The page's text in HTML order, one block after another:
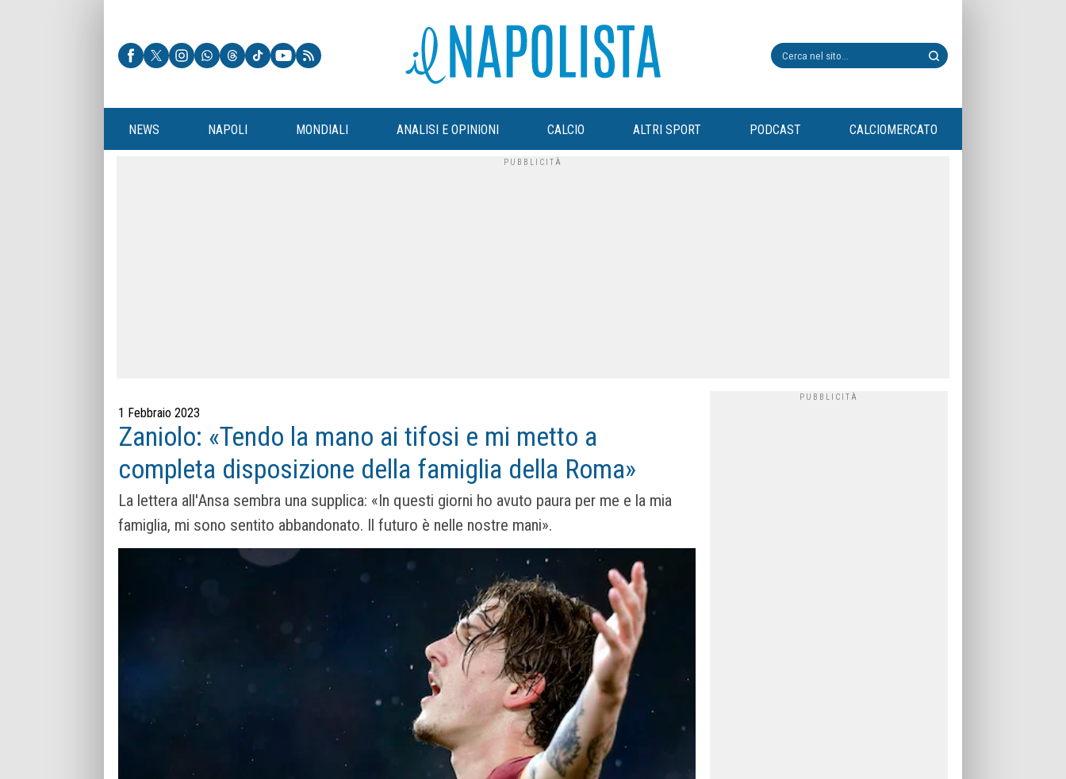
NEWS NAPOLI MONDIALI ANALISI E OPINIONI CALCIO ALTRI SPORT PODCAST CALCIOMERCATO
1 Febbraio 2023
Zaniolo: «Tendo la mano ai tifosi e mi metto a
completa disposizione della famiglia della Roma»
La lettera all'Ansa sembra una supplica: «In questi giorni ho avuto paura per me e la mia
famiglia, mi sono sentito abbandonato. Il futuro è nelle nostre mani».